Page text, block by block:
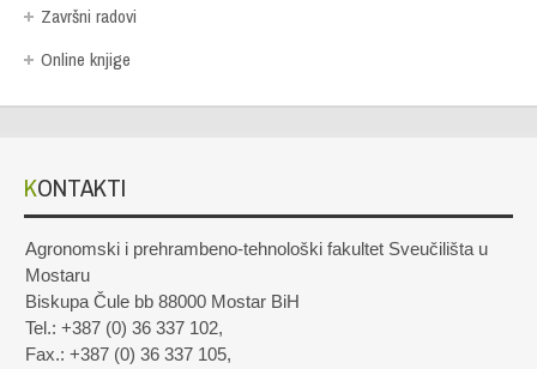
Završni radovi
Online knjige
KONTAKTI
Agronomski i prehrambeno-tehnološki fakultet Sveučilišta u
Mostaru
Biskupa Čule bb 88000 Mostar BiH
Tel.: +387 (0) 36 337 102,
Fax.: +387 (0) 36 337 105,